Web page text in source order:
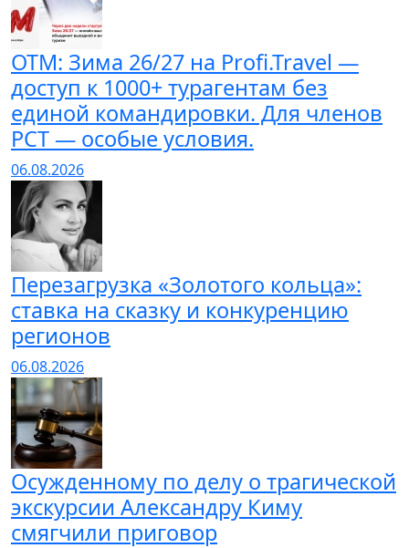
ОТМ: Зима 26/27 на Profi.Travel —
доступ к 1000+ турагентам без
единой командировки. Для членов
РСТ — особые условия.
06.08.2026
Перезагрузка «Золотого кольца»:
ставка на сказку и конкуренцию
регионов
06.08.2026
Осужденному по делу о трагической
экскурсии Александру Киму
смягчили приговор